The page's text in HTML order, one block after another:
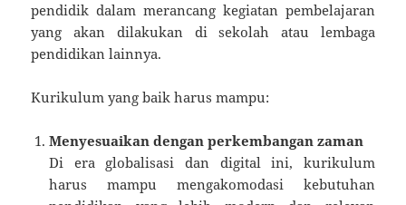
pendidik dalam merancang kegiatan pembelajaran
yang akan dilakukan di sekolah atau lembaga
pendidikan lainnya.
Kurikulum yang baik harus mampu:
Menyesuaikan dengan perkembangan zaman
Di era globalisasi dan digital ini, kurikulum
harus mampu mengakomodasi kebutuhan